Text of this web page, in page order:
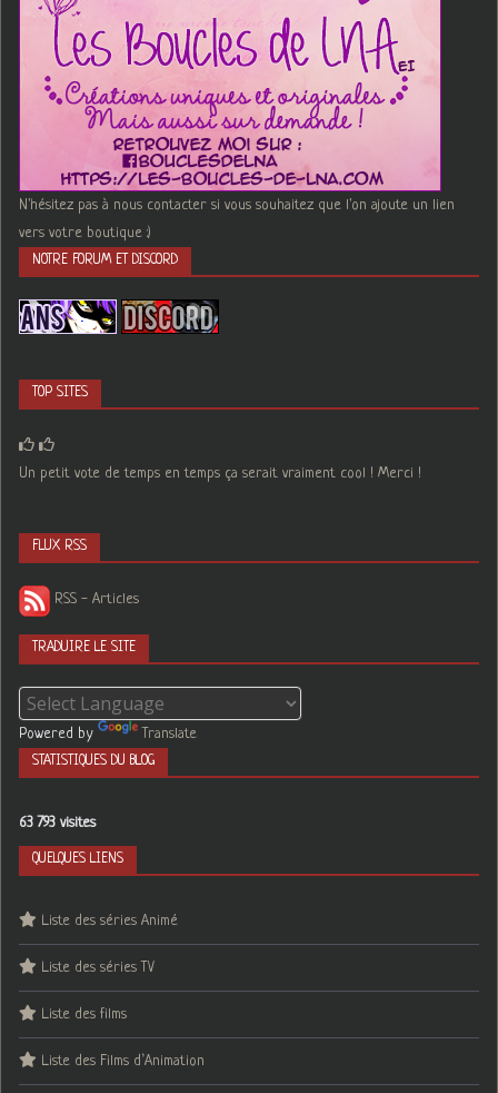
N'hésitez pas à nous contacter si vous souhaitez que l'on ajoute un lien
vers votre boutique :)
NOTRE FORUM ET DISCORD
TOP SITES
Un petit vote de temps en temps ça serait vraiment cool ! Merci !
FLUX RSS
RSS - Articles
TRADUIRE LE SITE
Powered by Translate
STATISTIQUES DU BLOG
63 793 visites
QUELQUES LIENS
Liste des séries Animé
Liste des séries TV
Liste des films
Liste des Films d’Animation